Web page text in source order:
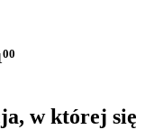
00
w której się